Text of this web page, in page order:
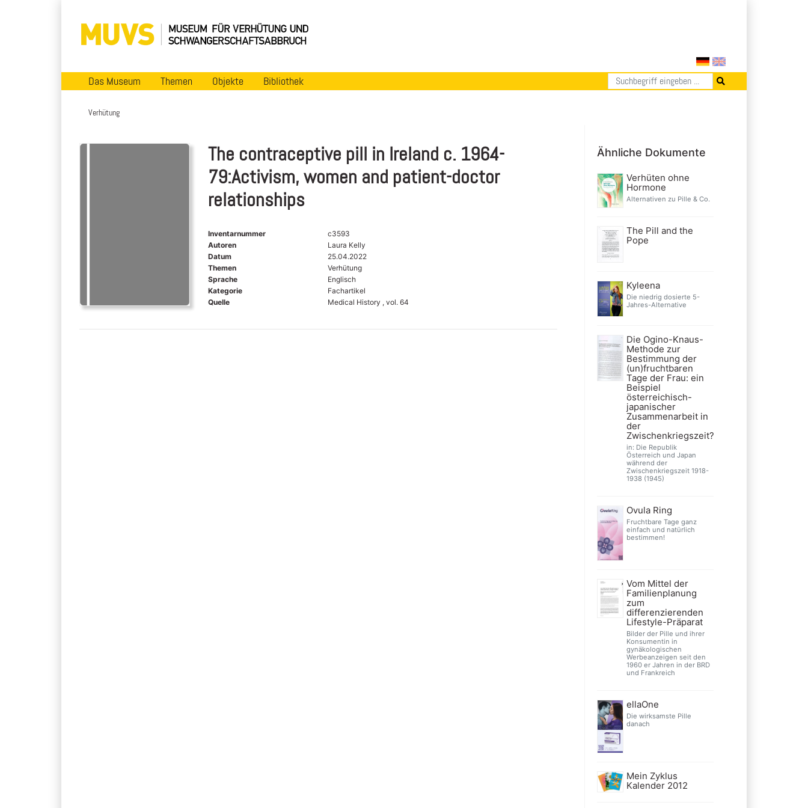
Das Museum Themen Objekte Bibliothek
Verhütung
The contraceptive pill in Ireland c. 1964-
79:Activism, women and patient-doctor
relationships
Inventarnummer
c3593
Autoren
Laura Kelly
Datum
25.04.2022
Themen
Verhütung
Sprache
Englisch
Kategorie
Fachartikel
Quelle
Medical History , vol. 64
Ähnliche Dokumente
Verhüten ohne
Hormone
Alternativen zu Pille & Co.
The Pill and the
Pope
Kyleena
Die niedrig dosierte 5-
Jahres-Alternative
Die Ogino-Knaus-
Methode zur
Bestimmung der
(un)fruchtbaren
Tage der Frau: ein
Beispiel
österreichisch-
japanischer
Zusammenarbeit in
der
Zwischenkriegszeit?
in: Die Republik
Österreich und Japan
während der
Zwischenkriegszeit 1918-
1938 (1945)
Ovula Ring
Fruchtbare Tage ganz
einfach und natürlich
bestimmen!
Vom Mittel der
Familienplanung
zum
differenzierenden
Lifestyle-Präparat
Bilder der Pille und ihrer
Konsumentin in
gynäkologischen
Werbeanzeigen seit den
1960 er Jahren in der BRD
und Frankreich
ellaOne
Die wirksamste Pille
danach
Mein Zyklus
Kalender 2012